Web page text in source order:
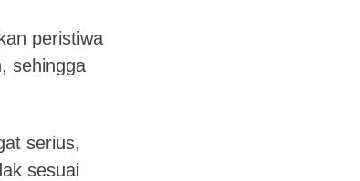
peristiwa
sehingga
serius,
sesuai